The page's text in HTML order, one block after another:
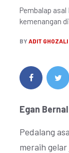
Pembalap
kemenangan
BY ADIT
Egan
Pedalang
meraih